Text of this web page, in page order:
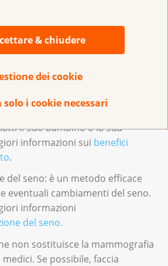
& chiudere
dei cookie
solo i cookie necessari
contraccettivo o l’eventuale
la pillola o gli ormoni
un cancro al seno.
il Suo bambino o la Sua
informazioni sui benefici
.
del seno: è un metodo efficace
eventuali cambiamenti del seno.
informazioni
del seno.
non sostituisce la mammografia
Se possibile, faccia